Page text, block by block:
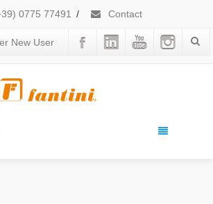
0775 77491 / Contact
New User